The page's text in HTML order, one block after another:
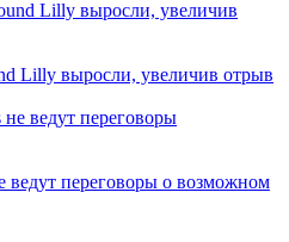
Lilly выросли, увеличив отрыв
ведут переговоры о возможном
bez-retsepta-kakie-